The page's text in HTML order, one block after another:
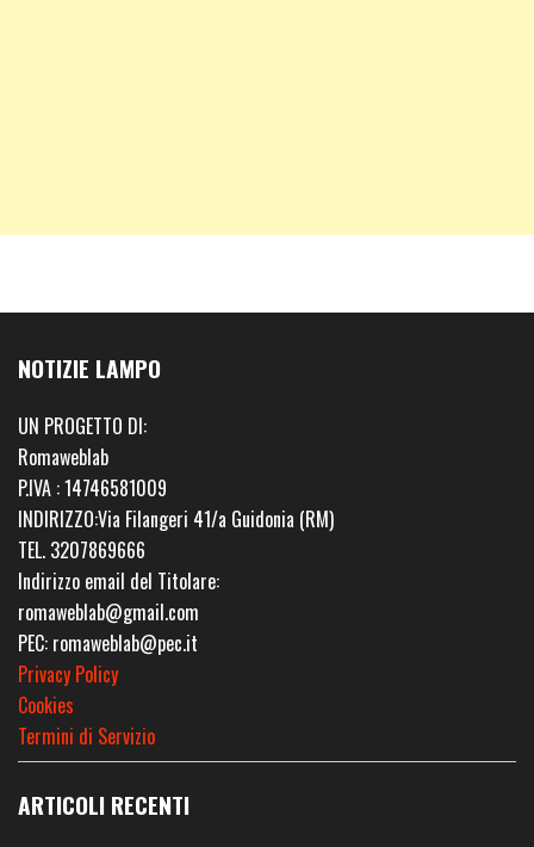
NOTIZIE LAMPO
UN PROGETTO DI:
Romaweblab
P.IVA : 14746581009
INDIRIZZO:Via Filangeri 41/a Guidonia (RM)
TEL. 3207869666
Indirizzo email del Titolare:
romaweblab@gmail.com
PEC: romaweblab@pec.it
Privacy Policy
Cookies
Termini di Servizio
ARTICOLI RECENTI